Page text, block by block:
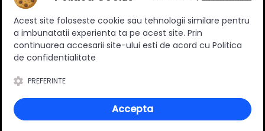
Ratingul general al produsului
0 (0 review-uri)
Acest site foloseste cookie sau tehnologii similare pentru
a imbunatatii experienta ta pe acest site. Prin
continuarea accesarii site-ului esti de acord cu Politica
de confidentialitate
PREFERINTE
Accepta